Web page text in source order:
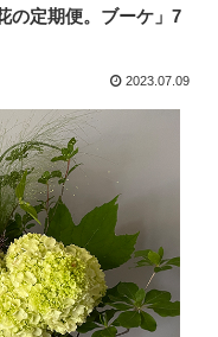
の定期便。ブーケ」7
2023.07.09